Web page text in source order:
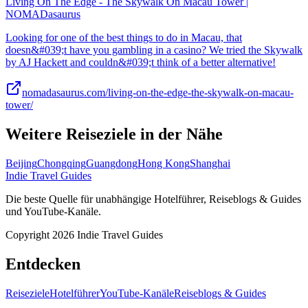
NOMADasaurus
Looking for one of the best things to do in Macau, that
doesn&#039;t have you gambling in a casino? We tried the Skywalk
by AJ Hackett and couldn&#039;t think of a better alternative!
nomadasaurus.com/living-on-the-edge-the-skywalk-on-macau-
tower/
Weitere Reiseziele in der Nähe
BeijingChongqingGuangdongHong KongShanghai
Indie Travel Guides
Die beste Quelle für unabhängige Hotelführer, Reiseblogs & Guides
und YouTube-Kanäle.
Copyright 2026 Indie Travel Guides
Entdecken
ReisezieleHotelführerYouTube-KanäleReiseblogs & Guides